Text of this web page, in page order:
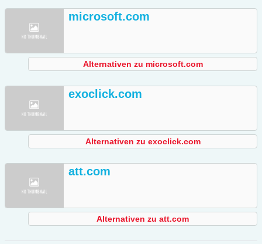
microsoft.com
Alternativen zu microsoft.com
exoclick.com
Alternativen zu exoclick.com
att.com
Alternativen zu att.com